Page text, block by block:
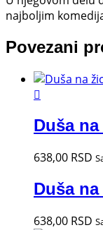
najboljim
Povezani
Duša
638,00 RSD
Duša
638,00 RSD